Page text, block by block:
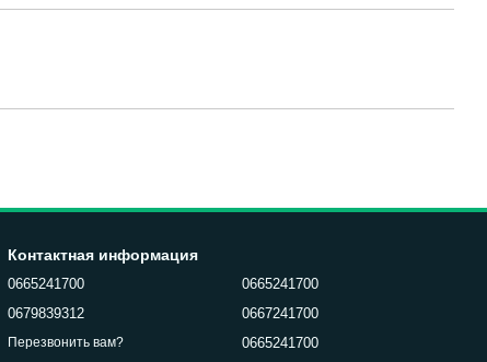
Контактная информация
0665241700
0679839312
Перезвонить вам?
0665241700
0667241700
0665241700